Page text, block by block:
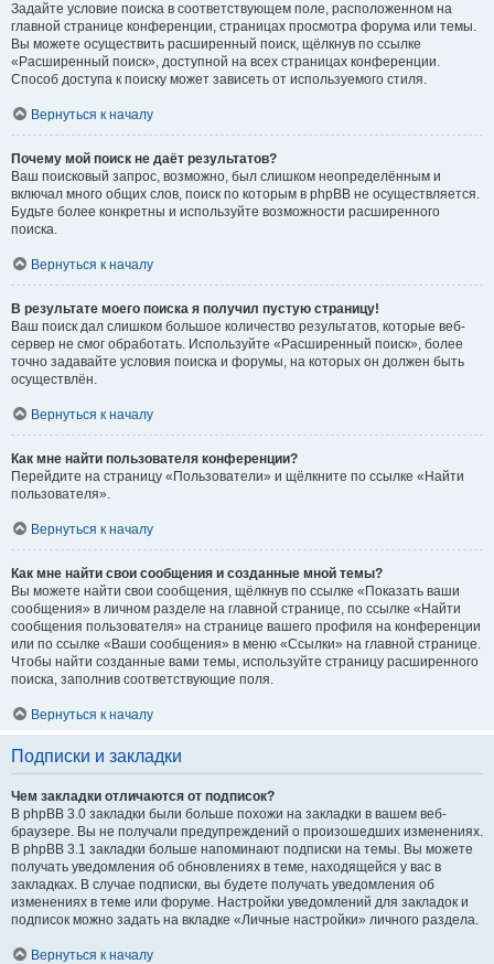
Задайте условие поиска в соответствующем поле, расположенном на
главной странице конференции, страницах просмотра форума или темы.
Вы можете осуществить расширенный поиск, щёлкнув по ссылке
«Расширенный поиск», доступной на всех страницах конференции.
Способ доступа к поиску может зависеть от используемого стиля.
Вернуться к началу
Почему мой поиск не даёт результатов?
Ваш поисковый запрос, возможно, был слишком неопределённым и
включал много общих слов, поиск по которым в phpBB не осуществляется.
Будьте более конкретны и используйте возможности расширенного
поиска.
Вернуться к началу
В результате моего поиска я получил пустую страницу!
Ваш поиск дал слишком большое количество результатов, которые веб-
сервер не смог обработать. Используйте «Расширенный поиск», более
точно задавайте условия поиска и форумы, на которых он должен быть
осуществлён.
Вернуться к началу
Как мне найти пользователя конференции?
Перейдите на страницу «Пользователи» и щёлкните по ссылке «Найти
пользователя».
Вернуться к началу
Как мне найти свои сообщения и созданные мной темы?
Вы можете найти свои сообщения, щёлкнув по ссылке «Показать ваши
сообщения» в личном разделе на главной странице, по ссылке «Найти
сообщения пользователя» на странице вашего профиля на конференции
или по ссылке «Ваши сообщения» в меню «Ссылки» на главной странице.
Чтобы найти созданные вами темы, используйте страницу расширенного
поиска, заполнив соответствующие поля.
Вернуться к началу
Подписки и закладки
Чем закладки отличаются от подписок?
В phpBB 3.0 закладки были больше похожи на закладки в вашем веб-
браузере. Вы не получали предупреждений о произошедших изменениях.
В phpBB 3.1 закладки больше напоминают подписки на темы. Вы можете
получать уведомления об обновлениях в теме, находящейся у вас в
закладках. В случае подписки, вы будете получать уведомления об
изменениях в теме или форуме. Настройки уведомлений для закладок и
подписок можно задать на вкладке «Личные настройки» личного раздела.
Вернуться к началу